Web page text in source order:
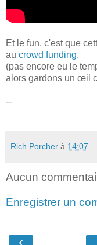
Et le fun, c'est que
au crowd funding.
(pas encore eu le
alors gardons un œil
--
Rich Porcher à 14:07
Aucun
Enregistrer un
‹